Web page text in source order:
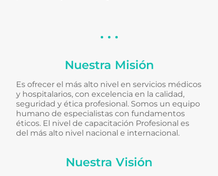
Nuestra Misión
Es ofrecer el más alto nivel en servicios médicos
y hospitalarios, con excelencia en la calidad,
seguridad y ética profesional. Somos un equipo
humano de especialistas con fundamentos
éticos. El nivel de capacitación Profesional es
del más alto nivel nacional e internacional.
Nuestra Visión